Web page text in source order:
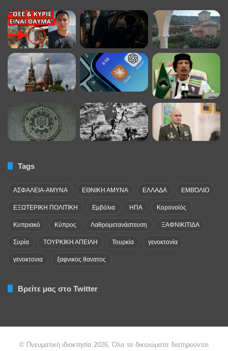
Tags
ΑΣΦΑΛΕΙΑ-ΑΜΥΝΑ ΕΘΝΙΚΗ ΑΜΥΝΑ ΕΛΛΑΔΑ ΕΜΒΌΛΙΟ
ΕΞΩΤΕΡΙΚΗ ΠΟΛΙΤΙΚΗ Εμβόλια ΗΠΑ Κορονοϊός
Κυπριακό Κύπρος Λαθρομετανάστευση ΞΑΦΝΙΚΙΤΙΔΑ
Συρία ΤΟΥΡΚΙΚΗ ΑΠΕΙΛΗ Τουρκία γενοκτονία
γενοκτονια ξαφνικος θανατος
Βρείτε μας στο Twitter
© Πνευματική ιδιοκτησία 2026, Όλα τα δικαιώματα διατηρούνται